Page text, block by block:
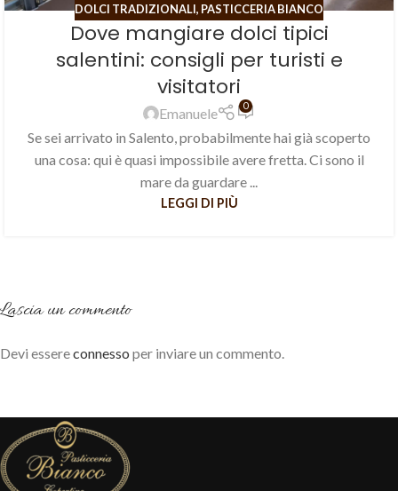
DOLCI TRADIZIONALI, PASTICCERIA BIANCO
Dove mangiare dolci tipici
salentini: consigli per turisti e
visitatori
Emanuele 0
Se sei arrivato in Salento, probabilmente hai già scoperto
una cosa: qui è quasi impossibile avere fretta. Ci sono il
mare da guardare ...
LEGGI DI PIÙ
Lascia un commento
Devi essereconnesso per inviare un commento.